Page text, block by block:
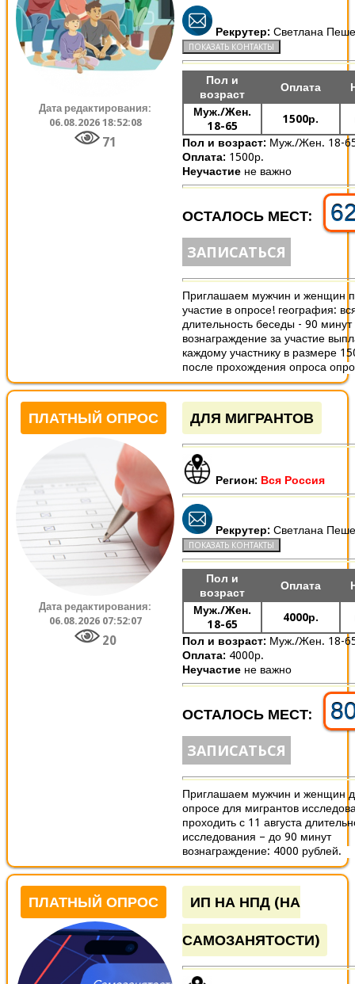
Дата редактирования:
06.08.2026 18:52:08
71
Рекрутер: Светлана
Пол и
возраст
Оплата
Муж./Жен.
18-65
1500р.
Пол и возраст: Муж./Жен. 18-
Оплата: 1500р.
Неучастие не важно
ОСТАЛОСЬ МЕСТ:
ЗАПИСАТЬСЯ
Приглашаем мужчин и женщин
участие в опросе! география:
длительность беседы - 90 минут
вознаграждение за участие
каждому участнику в размере
после прохождения опроса
ПЛАТНЫЙ ОПРОС
Дата редактирования:
06.08.2026 07:52:07
20
ДЛЯ МИГРАНТОВ
Регион: Вся Россия
Рекрутер: Светлана
Пол и
возраст
Оплата
Муж./Жен.
18-65
4000р.
Пол и возраст: Муж./Жен. 18-
Оплата: 4000р.
Неучастие не важно
ОСТАЛОСЬ МЕСТ:
ЗАПИСАТЬСЯ
Приглашаем мужчин и женщин
опросе для мигрантов
проходить с 11 августа
исследования – до 90 минут
вознаграждение: 4000 рублей.
ПЛАТНЫЙ ОПРОС ИП НА НПД (НА
САМОЗАНЯТОСТИ)